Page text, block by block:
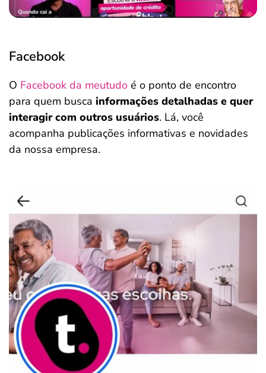
Facebook
O Facebook da meutudo é o ponto de encontro
para quem busca informações detalhadas e quer
interagir com outros usuários. Lá, você
acompanha publicações informativas e novidades
da nossa empresa.